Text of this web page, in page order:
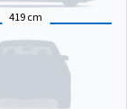
419 cm